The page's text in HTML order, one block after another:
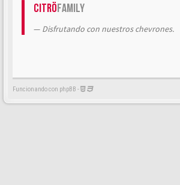
CitröFamily
Disfrutando con nuestros chevrones.
Funcionando con phpBB -